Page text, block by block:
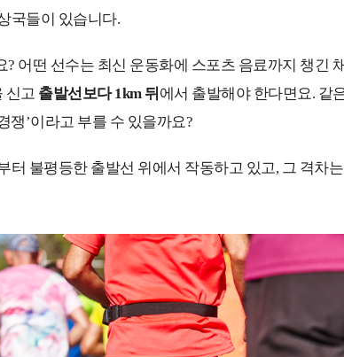
국들이 있습니다.
어떤 선수는 최신 운동화에 스포츠 음료까지 챙긴
신고 출발선보다 1km 뒤 에서 출발해야 한다면요. 같
쟁’이라고 부를 수 있을까요?
터 불평등한 출발선 위에서 작동하고 있고, 그 격차